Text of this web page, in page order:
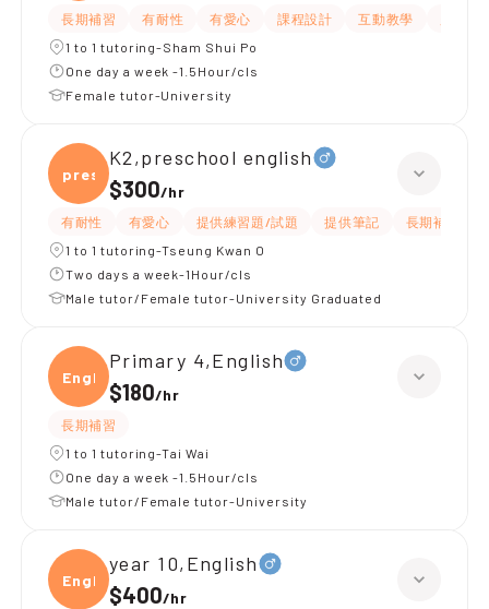
長期補習 有耐性 有愛心 課程設計 互動教學
1 to 1 tutoring-Sham Shui Po
One day a week -1.5Hour/cls
Female tutor-University
presc
K2,preschool english
$300/hr
有耐性 有愛心 提供練習題/試題 提供筆記
長期補習
1 to 1 tutoring-Tseung Kwan O
Two days a week-1Hour/cls
Male tutor/Female tutor-University Graduated
Engli
Primary 4,English
$180/hr
長期補習
1 to 1 tutoring-Tai Wai
One day a week -1.5Hour/cls
Male tutor/Female tutor-University
Engli
year 10,English
$400/hr